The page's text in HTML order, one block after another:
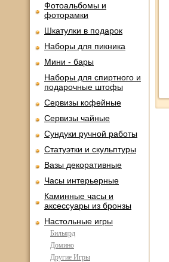
Фотоальбомы и
фоторамки
Шкатулки в подарок
Наборы для пикника
Мини - бары
Наборы для спиртного и
подарочные штофы
Сервизы кофейные
Сервизы чайные
Сундуки ручной работы
Статуэтки и скульптуры
Вазы декоративные
Часы интерьерные
Каминные часы и
аксессуары из бронзы
Настольные игры
Бильярд
Домино
Другие Игры